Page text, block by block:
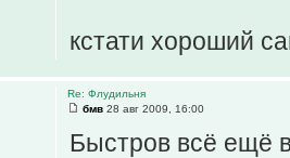
кстати хороший
Re: Флудильня
бмв 28 авг 2009, 16:00
Быстров всё ещё